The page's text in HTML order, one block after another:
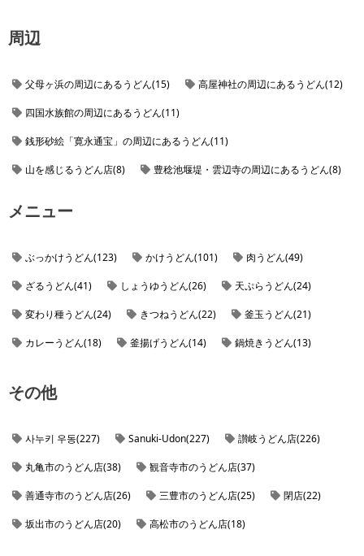
三豊市詫間町(4)
周辺
父母ヶ浜の周辺にあるうどん(15) 高屋神社の周辺にあるうどん(12)
四国水族館の周辺にあるうどん(11)
銭形砂絵「寛永通宝」の周辺にあるうどん(11)
山を感じるうどん店(8) 豊稔池堰堤・雲辺寺の周辺にあるうどん(8)
メニュー
ぶっかけうどん(123) かけうどん(101) 肉うどん(49)
ざるうどん(41) しょうゆうどん(26) 天ぷらうどん(24)
変わり種うどん(24) きつねうどん(22) 釜玉うどん(21)
カレーうどん(18) 釜揚げうどん(14) 鍋焼きうどん(13)
ひやひや(3)
その他
사누키 우동(227) Sanuki-Udon(227) 讃岐うどん店(226)
丸亀市のうどん店(38) 観音寺市のうどん店(37)
善通寺市のうどん店(26) 三豊市のうどん店(25) 閉店(22)
坂出市のうどん店(20) 高松市のうどん店(18)